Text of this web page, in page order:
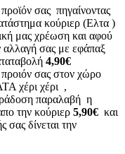
σας πηγαίνοντας
κούριερ (Ελτα )
μας χρέωση και αφού
σας με εφάπαξ
4,90€
σας στον χώρο
χέρι χέρι ,
παραλαβή η
την κούριερ 5,90€ και
σας δίνεται την